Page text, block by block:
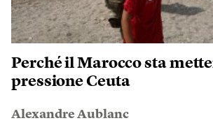
Perché il Marocco sta
pressione Ceuta
Alexandre Aublanc